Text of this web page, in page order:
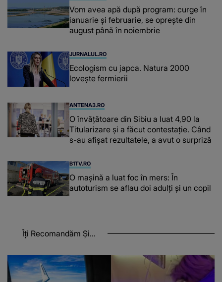
Vom avea apă după program: curge în
ianuarie și februarie, se oprește din
august până în noiembrie
JURNALUL.RO
Ecologism cu japca. Natura 2000
lovește fermierii
ANTENA3.RO
O învățătoare din Sibiu a luat 4,90 la
Titularizare și a făcut contestație. Când
s-au afișat rezultatele, a avut o surpriză
B1TV.RO
O maşină a luat foc în mers: În
autoturism se aflau doi adulți și un copil
Îți Recomandăm Și...